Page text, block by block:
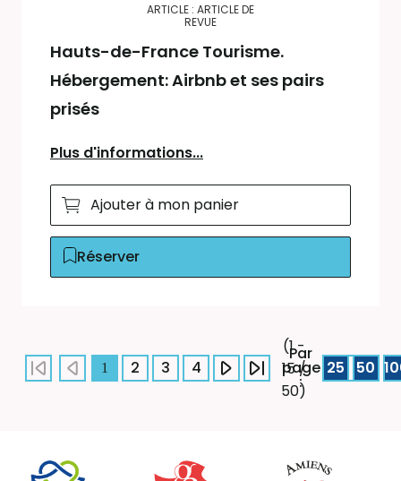
ARTICLE : ARTICLE DE
REVUE
Hauts-de-France Tourisme.
Hébergement: Airbnb et ses pairs
prisés
Plus d'informations...
Ajouter à mon panier
Réserver
1 2 3 4
(1 -
15 /
50)
Par
page
:
25 50